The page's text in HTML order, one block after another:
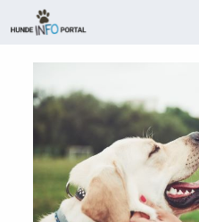
Inhalt